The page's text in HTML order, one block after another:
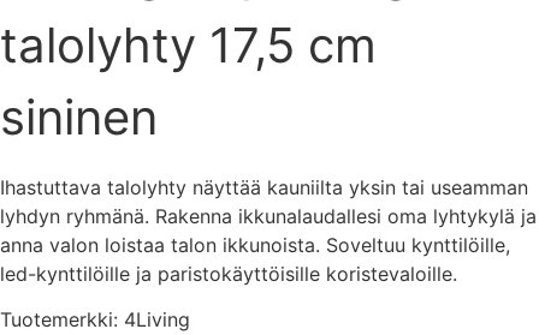
talolyhty 17,5 cm
sininen
Ihastuttava talolyhty näyttää kauniilta yksin tai useamman
lyhdyn ryhmänä. Rakenna ikkunalaudallesi oma lyhtykylä ja
anna valon loistaa talon ikkunoista. Soveltuu kynttilöille,
led-kynttilöille ja paristokäyttöisille koristevaloille.
Tuotemerkki: 4Living